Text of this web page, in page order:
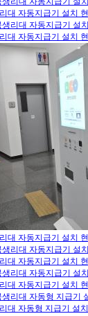
대 자동지급기 설치
대 자동지급기 설치
대 자동지급기 설치
대 자동지급기 설치
대 자동지급기 설치
대 자동형 지급기 설